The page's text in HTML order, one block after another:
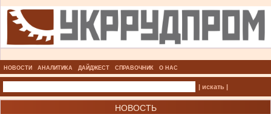
НОВОСТИ АНАЛИТИКА ДАЙДЖЕСТ СПРАВОЧНИК О НАС
| искать |
НОВОСТЬ